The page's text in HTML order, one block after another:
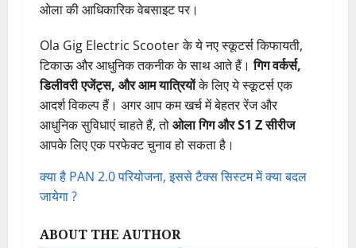
ओला की आधिकारिक वेबसाइट पर।
Ola Gig Electric Scooter के ये नए स्कूटर्स किफायती,
टिकाऊ और आधुनिक तकनीक के साथ आते हैं।गिग वर्कर्स,
डिलीवरी एजेंट्स, और आम यात्रियोंके लिए ये स्कूटर्स एक
आदर्श विकल्प हैं। अगर आप कम खर्च में बेहतर रेंज और
आधुनिक सुविधाएं चाहते हैं, तोओला गिग और S1 Z सीरीज
आपके लिए एक परफेक्ट चुनाव हो सकता है।
क्या है PAN 2.0 परियोजना, इससे टैक्स सिस्टम में क्या बदल
जायेगा ?
ABOUT THE AUTHOR